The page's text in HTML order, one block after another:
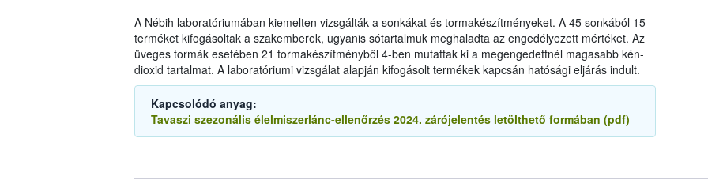
A Nébih laboratóriumában kiemelten vizsgálták a sonkákat és tormakészítményeket. A 45 sonkából 15
terméket kifogásoltak a szakemberek, ugyanis sótartalmuk meghaladta az engedélyezett mértéket. Az
üveges tormák esetében 21 tormakészítményből 4-ben mutattak ki a megengedettnél magasabb kén-
dioxid tartalmat. A laboratóriumi vizsgálat alapján kifogásolt termékek kapcsán hatósági eljárás indult.
Kapcsolódó anyag:
Tavaszi szezonális élelmiszerlánc-ellenőrzés 2024. zárójelentés letölthető formában (pdf)